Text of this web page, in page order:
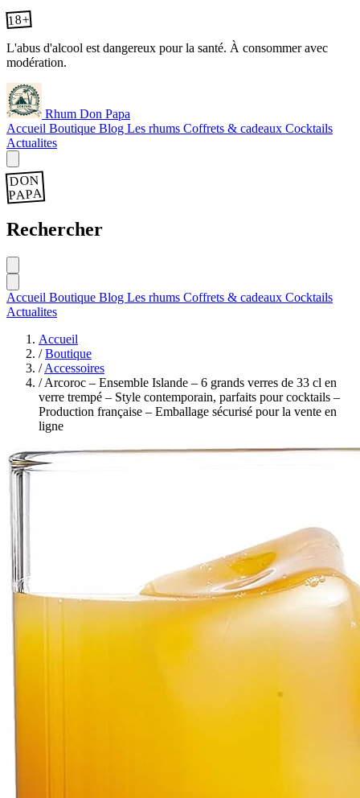
18+
L'abus d'alcool est dangereux pour la santé. À consommer avec
modération.
Rhum Don Papa
Accueil Boutique Blog Les rhums Coffrets & cadeaux Cocktails
Actualites
DON
PAPA
Rechercher
Accueil Boutique Blog Les rhums Coffrets & cadeaux Cocktails
Actualites
Accueil
/ Boutique
/ Accessoires
/ Arcoroc – Ensemble Islande – 6 grands verres de 33 cl en
verre trempé – Style contemporain, parfaits pour cocktails –
Production française – Emballage sécurisé pour la vente en
ligne